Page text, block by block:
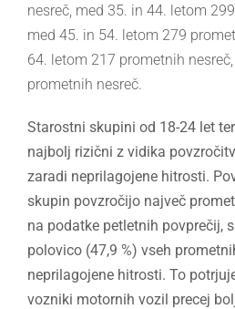
nesreč, med 35. in 44. letom
med 45. in 54. letom 279
64. letom 217 prometnih
prometnih nesreč.
Starostni skupini od 18-24 let
najbolj rizični z vidika
zaradi neprilagojene hitrosti.
skupin povzročijo največ
na podatke petletnih povprečij,
polovico (47,9 %) vseh
neprilagojene hitrosti. To
vozniki motornih vozil precej